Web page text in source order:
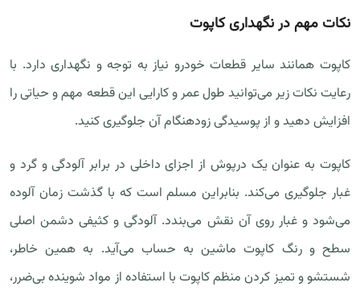
نکات مهم در نگهداری کاپوت
کاپوت همانند سایر قطعات خودرو نیاز به توجه و نگهداری دارد. با
رعایت نکات زیر می‌توانید طول عمر و کارایی این قطعه مهم و حیاتی را
افزایش دهید و از پوسیدگی زودهنگام آن جلوگیری کنید.
کاپوت به عنوان یک درپوش از اجزای داخلی در برابر آلودگی و گرد و
غبار جلوگیری می‌کند. بنابراین مسلم است که با گذشت زمان آلوده
می‌شود و غبار روی آن نقش می‌بندد. آلودگی و کثیفی دشمن اصلی
سطح و رنگ کاپوت ماشین به حساب می‌آید. به همین خاطر،
شستشو و تمیز کردن منظم کاپوت با استفاده از مواد شوینده بی‌ضرر،